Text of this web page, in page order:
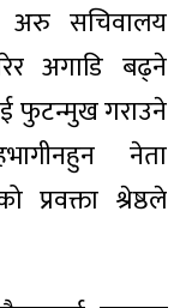
अरु सचिवालय
अगाडि बढ्ने
फुटन्मुख गराउने
नेता
प्रवक्ता श्रेष्ठले